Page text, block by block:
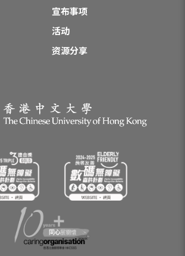
宣布事项
活动
资源分享